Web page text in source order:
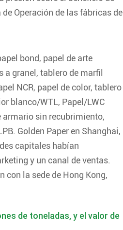
Operación de las fábricas de
bond, papel de arte
granel, tablero de marfil
NCR, papel de color, tablero
blanco/WTL, Papel/LWC
armario sin recubrimiento,
Golden Paper en Shanghai,
capitales habían
y un canal de ventas.
con la sede de Hong Kong,
de toneladas, y el valor de